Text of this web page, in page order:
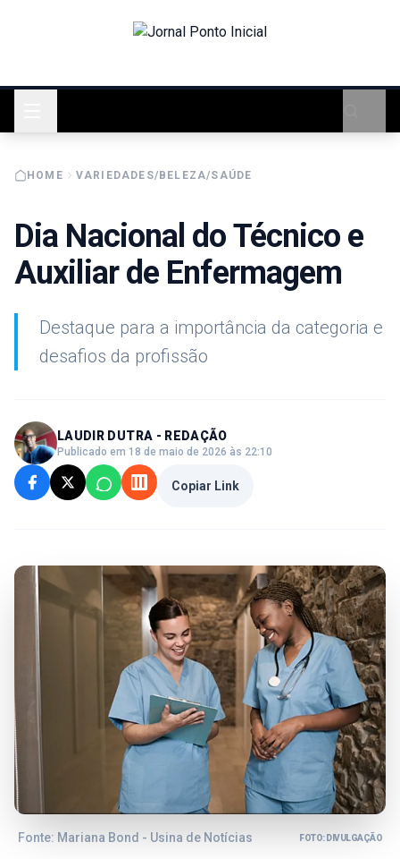
HOME VARIEDADES/BELEZA/SAÚDE
Dia Nacional do Técnico e
Auxiliar de Enfermagem
Destaque para a importância da categoria e
desafios da profissão
LAUDIR DUTRA - REDAÇÃO
Publicado em 18 de maio de 2026 às 22:10
Copiar Link
Fonte: Mariana Bond - Usina de Notícias FOTO: DIVULGAÇÃO